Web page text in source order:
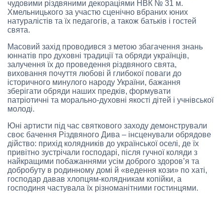
чудовими різдвяними декораціями НВК № 31 м.
Хмельницького за участю сценічно вбраних юних
натуралістів та їх педагогів, а також батьків і гостей
свята.
Масовий захід проводився з метою збагачення знань
юннатів про духовні традиції та обряди українців,
залучення їх до проведення різдвяного свята,
виховання почуття любові й глибокої поваги до
історичного минулого народу України, бажання
зберігати обряди наших предків, формувати
патріотичні та морально-духовні якості дітей і учнівської
молоді.
Юні артисти під час святкового заходу демонстрували
своє бачення Різдвяного Дива – інсценували обрядове
дійство: прихід колядників до української оселі, де їх
привітно зустрічали господарі, після гучної коляди з
найкращими побажаннями усім доброго здоров’я та
добробуту в родинному домі й «ведення кози» по хаті,
господар давав хлопцям-колядникам копійки, а
господиня частувала їх різноманітними гостинцями.